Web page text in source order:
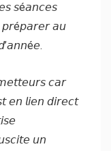
𝘴é𝘢𝘯𝘤𝘦𝘴
𝘱𝘳é𝘱𝘢𝘳𝘦𝘳 𝘢𝘶
𝘤𝘢𝘳
𝘭𝘪𝘦𝘯 𝘥𝘪𝘳𝘦𝘤𝘵
𝘶𝘯